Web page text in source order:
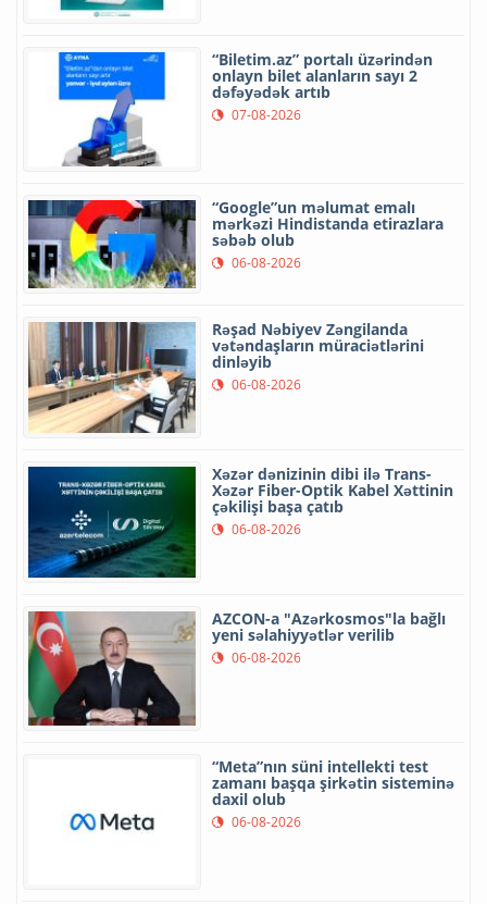
“Biletim.az” portalı üzərindən
onlayn bilet alanların sayı 2
dəfəyədək artıb
07-08-2026
“Google”un məlumat emalı
mərkəzi Hindistanda etirazlara
səbəb olub
06-08-2026
Rəşad Nəbiyev Zəngilanda
vətəndaşların müraciətlərini
dinləyib
06-08-2026
Xəzər dənizinin dibi ilə Trans-
Xəzər Fiber-Optik Kabel Xəttinin
çəkilişi başa çatıb
06-08-2026
AZCON-a "Azərkosmos"la bağlı
yeni səlahiyyətlər verilib
06-08-2026
“Meta”nın süni intellekti test
zamanı başqa şirkətin sisteminə
daxil olub
06-08-2026